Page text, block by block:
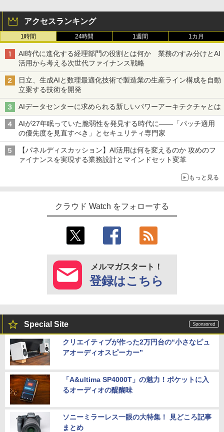
アクセスランキング
1時間 24時間 1週間 1カ月
AI時代に進化する経理部門の役割とは何か 業務のすみ分けとAI
活用から考える次世代ファイナンス戦略
日立、生成AIと数理最適化技術で製造業の生産ライン構成を自動
立案する技術を開発
AIデータセンターに求められる新しいパワーアーキテクチャとは
AIが27年眠っていた脆弱性を発見する時代に――「パッチ適用
の優先度を見直すべき」とセキュリティ専門家
【パネルディスカッション】AI活用は何を変えるのか 攻めのフ
ァイナンスを実現する業務設計とマインドセット変革
もっと見る
クラウド Watch をフォローする
メルマガスタート！
登録はこちら
Special Site
クリエイティブが作った2万円台の“小さなピュ
アオーディオスピーカー”
「A&ultima SP4000T」の魅力！ポケットに入
るオーディオの醍醐味
ソニーミラーレス一眼の大特集！ 見どころ記事
まとめ